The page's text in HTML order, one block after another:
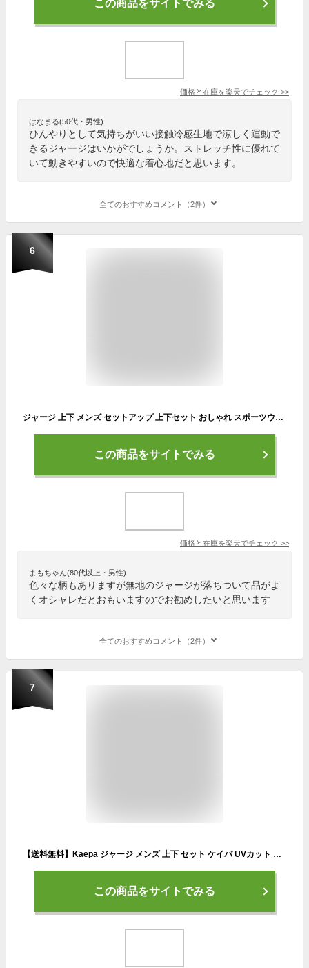
この商品をサイトでみる
価格と在庫を楽天でチェック >>
はなまる(50代・男性)
ひんやりとして気持ちがいい接触冷感生地で涼しく運動で
きるジャージはいかがでしょうか。ストレッチ性に優れて
いて動きやすいので快適な着心地だと思います。
全てのおすすめコメント（2件）
6
ジャージ 上下 メンズ セットアップ 上下セット おしゃれ スポーツウェア 一本 ライン 無地 フードなし ジップアップ ジャケット スタンドカラー 上 長袖 ウエストゴム 長ズボン パンツ ズボン 下 ストレッチ 吸汗速乾 黒 紺 M L LL 3L 4L 大きいサイズ 即納
この商品をサイトでみる
価格と在庫を楽天でチェック >>
まもちゃん(80代以上・男性)
色々な柄もありますが無地のジャージが落ちついて品がよ
くオシャレだとおもいますのでお勧めしたいと思います
全てのおすすめコメント（2件）
7
【送料無料】Kaepa ジャージ メンズ 上下 セット ケイパ UVカット 吸水速乾 セットアップ ジップアップ トレーニングウェア スポーツウエア 部屋着 KP209【AP】
この商品をサイトでみる